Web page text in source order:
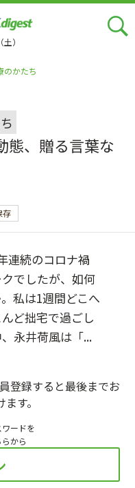
）
のかたち
態、贈る言葉な
存
続のコロナ禍
でしたが、如何
私は1週間どこへ
ど拙宅で過ごし
永井荷風は「...
登録すると最後までお
す。
ードを
から